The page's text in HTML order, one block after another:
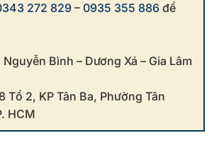
272 829–0935 355 886 để
Nguyễn Bình – Dương Xá – Gia Lâm
Tổ 2, KP Tân Ba, Phường Tân
HCM